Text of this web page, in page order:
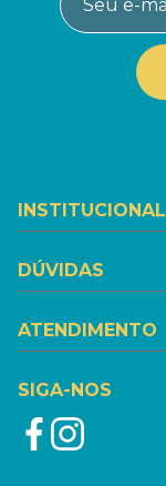
INSTITUCIONAL
DÚVIDAS
ATENDIMENTO
SIGA-NOS